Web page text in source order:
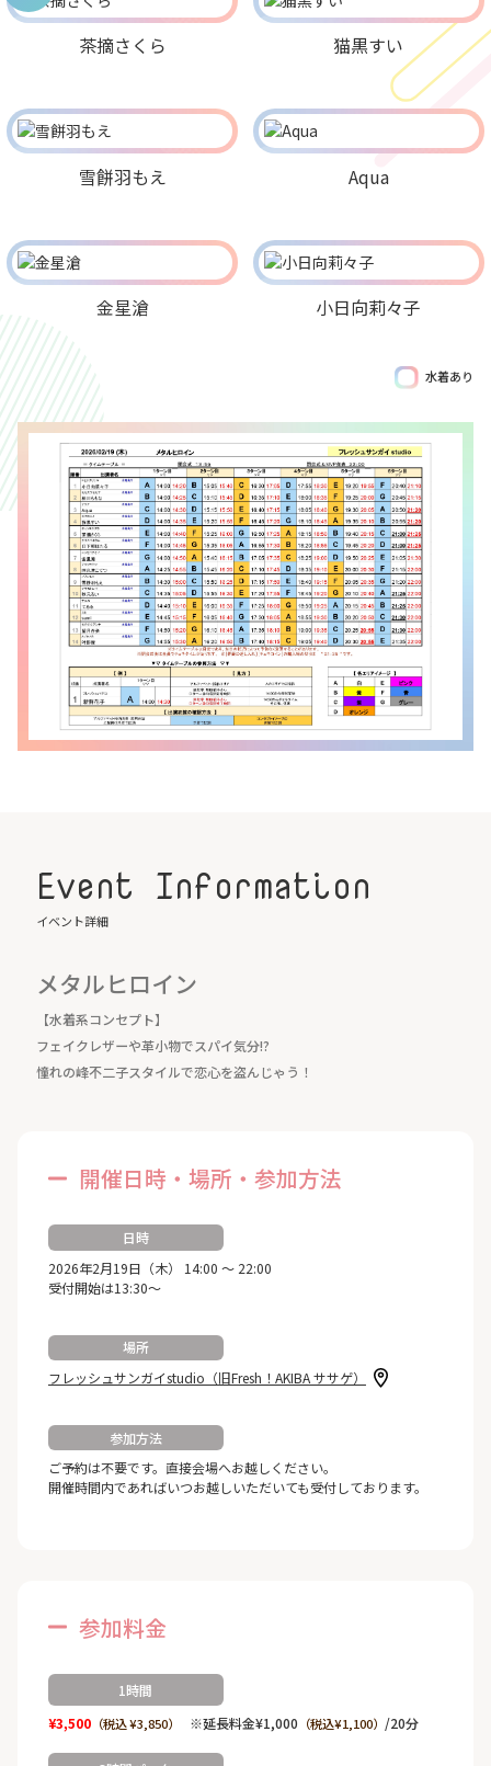
茶摘さくら 猫黒すい
雪餅羽もえ Aqua
金星滄 小日向莉々子
水着あり
Event Information
イベント詳細
メタルヒロイン
【水着系コンセプト】
フェイクレザーや革小物でスパイ気分!?
憧れの峰不二子スタイルで恋心を盗んじゃう！
開催日時・場所・参加方法
日時
2026年2月19日（木） 14:00 ～ 22:00
受付開始は13:30～
場所
フレッシュサンガイstudio（旧Fresh！AKIBA ササゲ）
参加方法
ご予約は不要です。直接会場へお越しください。
開催時間内であればいつお越しいただいても受付しております。
参加料金
1時間
¥3,500（税込 ¥3,850） ※延長料金¥1,000 （税込¥1,100） /20分